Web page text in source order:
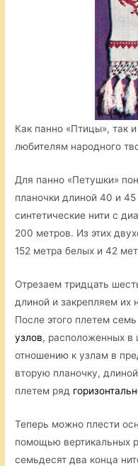
Как панно «Птицы», так
любителям народного
Для панно «Петушки»
планочки длиной 40 и
синтетические нити с
200 метров. Из этих
152 метра белых и 42
Отрезаем тридцать
длиной и закрепляем их
После этого плетем
узлов, расположенных в
отношению к узлам в
вторую планочку,
плетем ряд
Теперь можно плести
помощью вертикальных
семьдесят два конца